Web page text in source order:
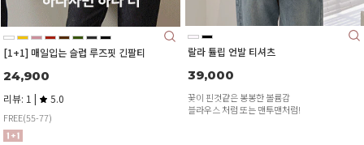
[1+1] 매일입는 슬럽 루즈핏 긴팔티
24,900
리뷰: 1 | 5.0
FREE(55-77)
랄라 튤립 언발 티셔츠
39,000
꽃이 핀것같은 봉봉한 볼륨감
블라우스 처럼 또는 맨투맨처럼!